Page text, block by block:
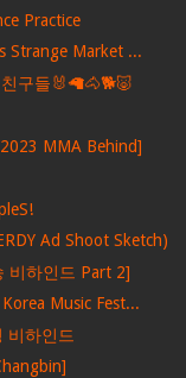
Practice
Strange Market ...
구들🐰🦙🐴🐕🐷
MMA Behind]
Ad Shoot Sketch)
비하인드 Part 2]
Music Fest...
비하인드